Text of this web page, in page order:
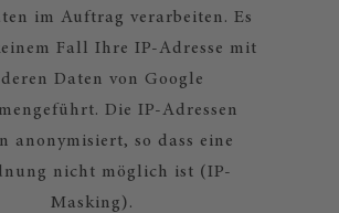
im Auftrag verarbeiten. Es
Fall Ihre IP-Adresse mit
Daten von Google
Die IP-Adressen
anonymisiert, so dass eine
nicht möglich ist (IP-
Masking).